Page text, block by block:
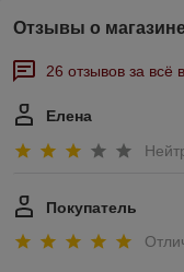
Отзывы о
26 отзывов за всё
Елена
Покупатель